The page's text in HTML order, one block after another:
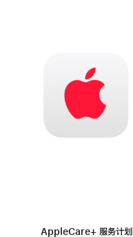
AppleCare+ 服务计划